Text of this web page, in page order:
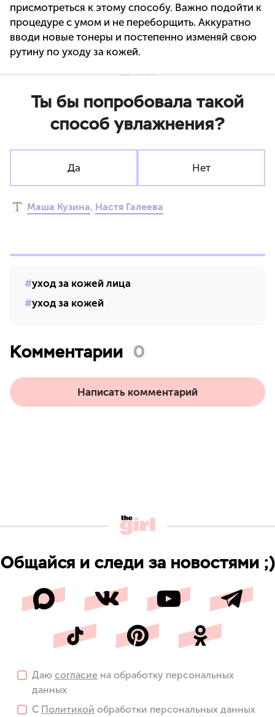
присмотреться к этому способу. Важно подойти к
процедуре с умом и не переборщить. Аккуратно
вводи новые тонеры и постепенно изменяй свою
рутину по уходу за кожей.
Ты бы попробовала такой
способ увлажнения?
Да Нет
Маша Кузина, Настя Галеева
уход за кожей лица
уход за кожей
Комментарии 0
Написать комментарий
Общайся и следи за новостями ;)
Даю согласие на обработку персональных
данных
С Политикой обработки персональных данных